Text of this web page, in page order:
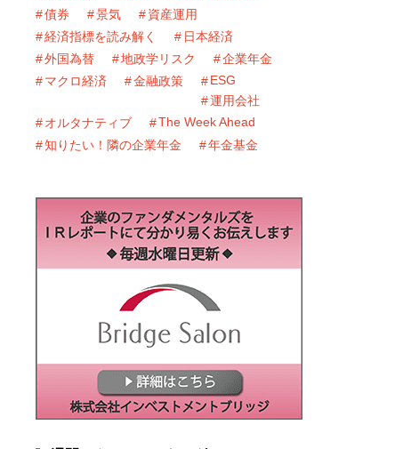
債券
景気
資産運用
経済指標を読み解く
日本経済
外国為替
地政学リスク
企業年金
マクロ経済
金融政策
ESG
運用会社
オルタナティブ
The Week Ahead
知りたい！隣の企業年金
年金基金